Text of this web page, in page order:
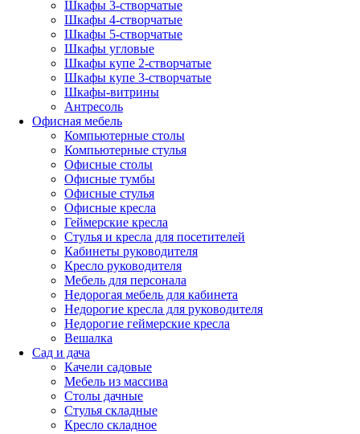
Шкафы 3-створчатые
Шкафы 4-створчатые
Шкафы 5-створчатые
Шкафы угловые
Шкафы купе 2-створчатые
Шкафы купе 3-створчатые
Шкафы-витрины
Антресоль
Офисная мебель
Компьютерные столы
Компьютерные стулья
Офисные столы
Офисные тумбы
Офисные стулья
Офисные кресла
Геймерские кресла
Стулья и кресла для посетителей
Кабинеты руководителя
Кресло руководителя
Мебель для персонала
Недорогая мебель для кабинета
Недорогие кресла для руководителя
Недорогие геймерские кресла
Вешалка
Сад и дача
Качели садовые
Мебель из массива
Столы дачные
Стулья складные
Кресло складное